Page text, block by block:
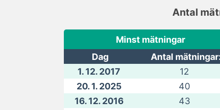
Antal
Minst mätningar
Dag
Antal
1. 12. 2017
12
20. 1. 2025
40
16. 12. 2016
43